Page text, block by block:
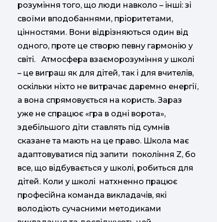
розуміння того, що люди навколо – інші: зі
своїми вподобаннями, пріоритетами,
цінностями. Вони відрізняються один від
одного, проте це створю певну гармонію у
світі. Атмосфера взаєморозуміння у школі
– це виграш як для дітей, так і для вчителів,
оскільки ніхто не витрачає даремно енергії,
а вона спрямовується на користь. Зараз
уже не спрацює «гра в одні ворота»,
здебільшого діти ставлять під сумнів
сказане та мають на це право. Школа має
адаптовуватися під запити покоління Z, бо
все, що відбувається у школі, робиться для
дітей. Коли у школі натхненно працює
професійна команда викладачів, які
володіють сучасними методиками